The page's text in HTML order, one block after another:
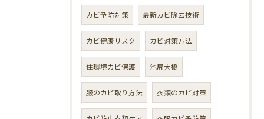
カビ予防対策 最新カビ除去技術
カビ健康リスク カビ対策方法
住環境カビ保護 池尻大橋
服のカビ取り方法 衣類のカビ対策